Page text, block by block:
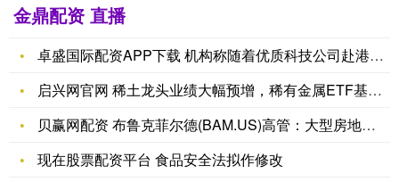
金鼎配资 直播
卓盛国际配资APP下载 机构称随着优质科技公司赴港二次上市，
启兴网官网 稀土龙头业绩大幅预增，稀有金属ETF基金(561
贝赢网配资 布鲁克菲尔德(BAM.US)高管：大型房地产交易
现在股票配资平台 食品安全法拟作修改